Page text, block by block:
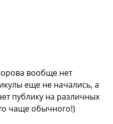
вообще нет
еще не начались, а
публику на различных
чаще обычного!)